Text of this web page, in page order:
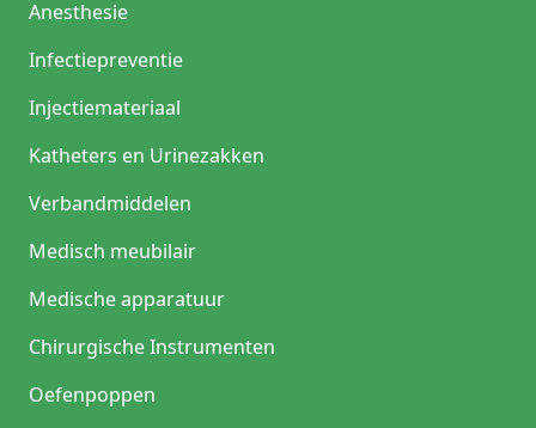
Anesthesie
Infectiepreventie
Injectiemateriaal
Katheters en Urinezakken
Verbandmiddelen
Medisch meubilair
Medische apparatuur
Chirurgische Instrumenten
Oefenpoppen